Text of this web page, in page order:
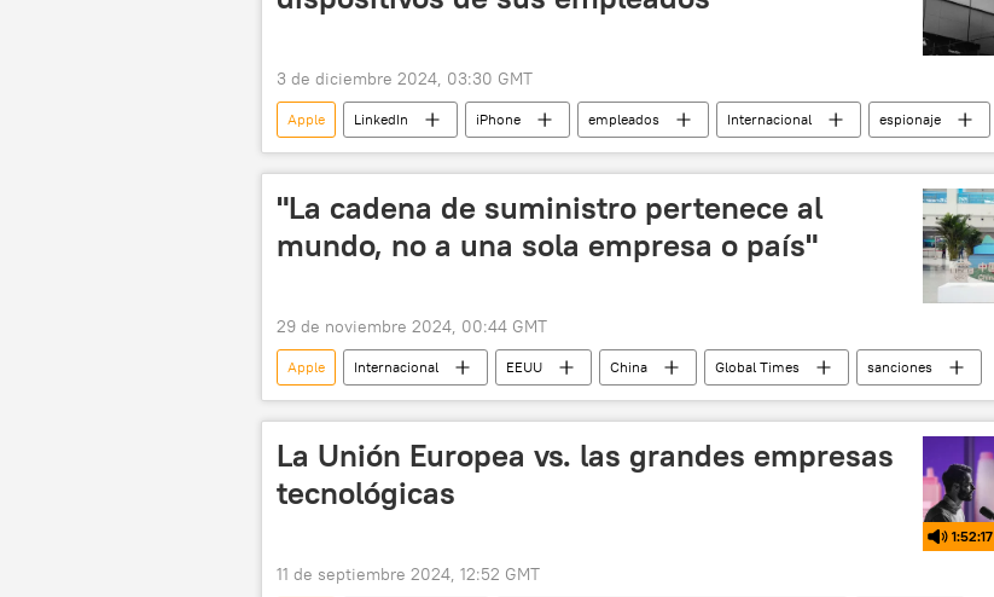
3 de diciembre 2024, 03:30 GMT
Apple LinkedIn iPhone empleados Internacional
espionaje
🏛️ Compañías
"La cadena de suministro pertenece al
mundo, no a una sola empresa o país"
29 de noviembre 2024, 00:44 GMT
Apple Internacional EEUU China Global Times
sanciones
New York Times
Bosch Taiwán Pekín
La Unión Europea vs. las grandes empresas
tecnológicas
1:52:17
11 de septiembre 2024, 12:52 GMT